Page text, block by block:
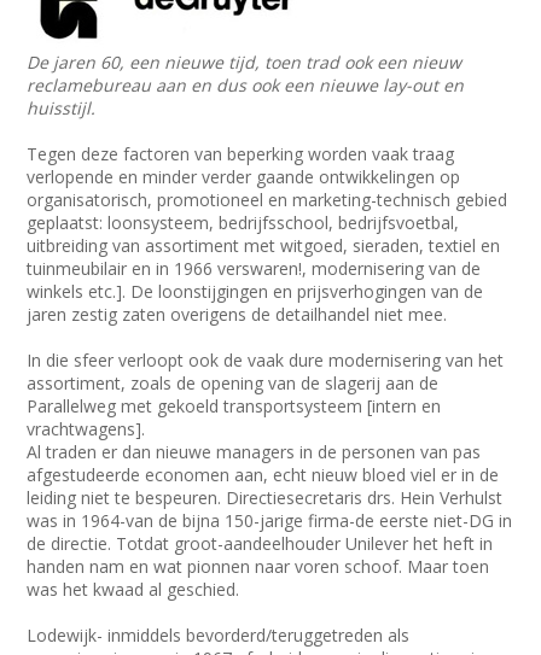
De jaren 60, een nieuwe tijd, toen trad ook een nieuw
reclamebureau aan en dus ook een nieuwe lay-out en
huisstijl.
Tegen deze factoren van beperking worden vaak traag
verlopende en minder verder gaande ontwikkelingen op
organisatorisch, promotioneel en marketing-technisch gebied
geplaatst: loonsysteem, bedrijfsschool, bedrijfsvoetbal,
uitbreiding van assortiment met witgoed, sieraden, textiel en
tuinmeubilair en in 1966 verswaren!, modernisering van de
winkels etc.]. De loonstijgingen en prijsverhogingen van de
jaren zestig zaten overigens de detailhandel niet mee.
In die sfeer verloopt ook de vaak dure modernisering van het
assortiment, zoals de opening van de slagerij aan de
Parallelweg met gekoeld transportsysteem [intern en
vrachtwagens].
Al traden er dan nieuwe managers in de personen van pas
afgestudeerde economen aan, echt nieuw bloed viel er in de
leiding niet te bespeuren. Directiesecretaris drs. Hein Verhulst
was in 1964-van de bijna 150-jarige firma-de eerste niet-DG in
de directie. Totdat groot-aandeelhouder Unilever het heft in
handen nam en wat pionnen naar voren schoof. Maar toen
was het kwaad al geschied.
Lodewijk- inmiddels bevorderd/teruggetreden als